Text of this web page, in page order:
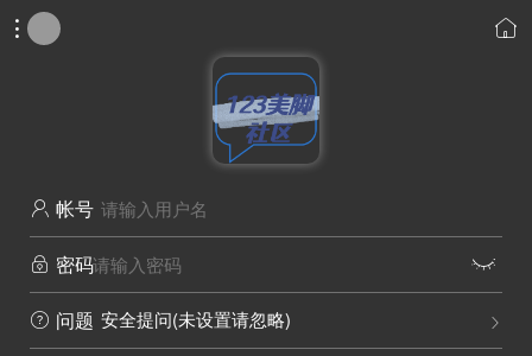
 
 帐号
 密码 
 问题 
安全提问(未设置请忽略)